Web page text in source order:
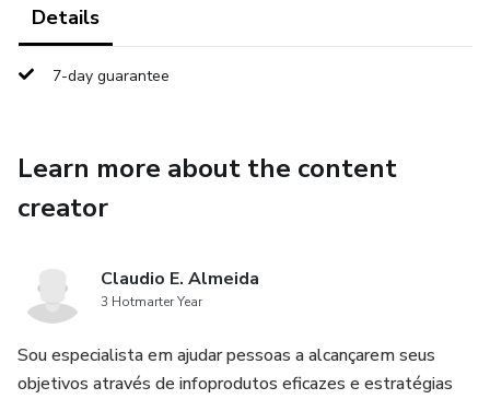
Details
7-day guarantee
Learn more about the content
creator
Claudio E. Almeida
3 Hotmarter Year
Sou especialista em ajudar pessoas a alcançarem seus
objetivos através de infoprodutos eficazes e estratégias